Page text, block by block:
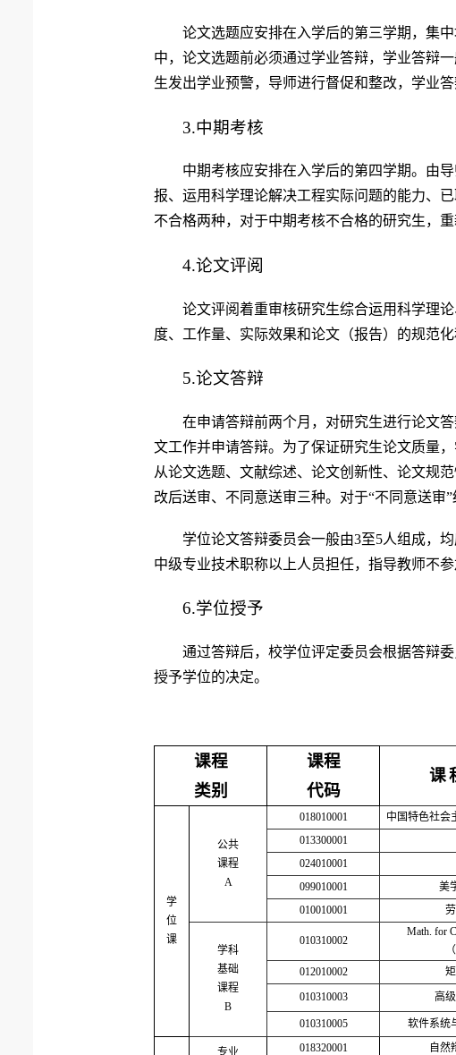
论文选题应安排在入学后的第三学期，集
中，论文选题前必须通过学业答辩，学业答辩
生发出学业预警，导师进行督促和整改，学业
3.中期考核
中期考核应安排在入学后的第四学期。由
报、运用科学理论解决工程实际问题的能力、
不合格两种，对于中期考核不合格的研究生，
4.论文评阅
论文评阅着重审核研究生综合运用科学理
度、工作量、实际效果和论文（报告）的规范
5.论文答辩
在申请答辩前两个月，对研究生进行论文
文工作并申请答辩。为了保证研究生论文质量
从论文选题、文献综述、论文创新性、论文规
改后送审、不同意送审三种。对于“不同意送审
学位论文答辩委员会一般由3至5人组成，
中级专业技术职称以上人员担任，指导教师不
6.学位授予
通过答辩后，校学位评定委员会根据答辩
授予学位的决定。
课程
类别
课程
代码
课
学
位
课
公共
课程
A
018010001 中国特色社会
013300001
024010001
099010001 美
010010001
学科
基础
课程
B
010310002
Math . for
012010002
010310003
高
010310005 软件系统
专业 018320001 自然